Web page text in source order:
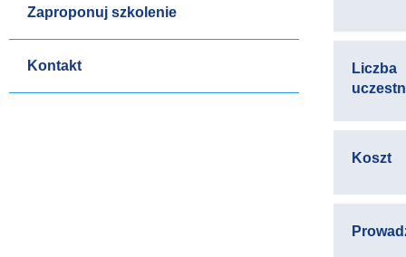
Zaproponuj szkolenie
Kontakt
Liczba
Koszt